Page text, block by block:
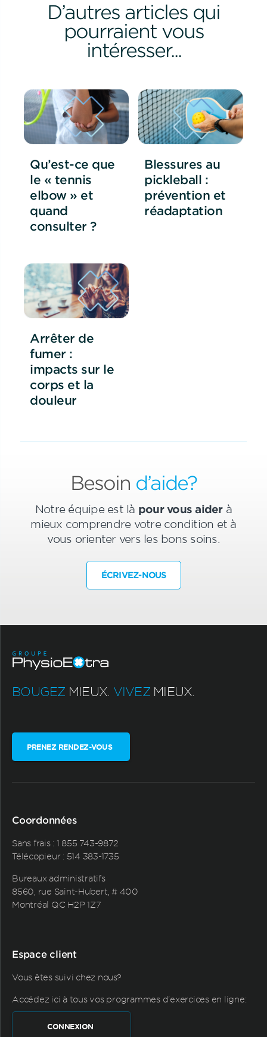
D’autres articles qui
pourraient vous
intéresser...
Qu’est-ce que
le « tennis
elbow » et
quand
consulter ?
Blessures au
pickleball :
prévention et
réadaptation
Arrêter de
fumer :
impacts sur le
corps et la
douleur
Besoin d’aide?
Notre équipe est là pour vous aiderà
mieux comprendre votre condition et à
vous orienter vers les bons soins.
ÉCRIVEZ-NOUS
BOUGEZ MIEUX. VIVEZ MIEUX.
PRENEZ RENDEZ-VOUS
Coordonnées
Sans frais : 1 855 743-9872
Télécopieur : 514 383-1735
Bureaux administratifs
8560, rue Saint-Hubert, # 400
Montréal QC H2P 1Z7
Espace client
Vous êtes suivi chez nous?
Accédez ici à tous vos programmes d'exercices en ligne:
CONNEXION